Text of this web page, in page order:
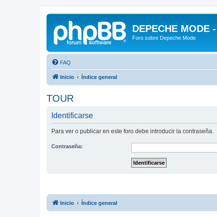
DEPECHE MODE
Foro sobre Depeche Mode
FAQ
Inicio Índice general
TOUR
Identificarse
Para ver o publicar en este foro debe introducir la contraseña.
Contraseña:
Inicio Índice general